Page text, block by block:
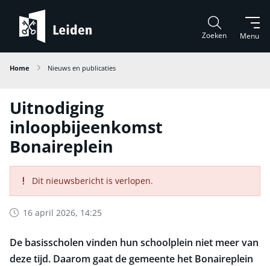
Menu
Zoeken
Home Nieuws en publicaties
Uitnodiging
inloopbijeenkomst
Bonaireplein
Dit nieuwsbericht is verlopen.
16 april 2026, 14:25
De basisscholen vinden hun schoolplein niet meer van
deze tijd. Daarom gaat de gemeente het Bonaireplein